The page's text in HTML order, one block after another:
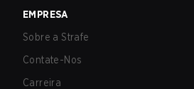
EMPRESA
Sobre a Strafe
Contate-Nos
Carreira